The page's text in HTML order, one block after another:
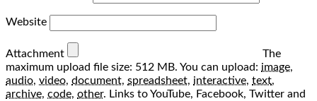
Website
Attachment
The
maximum upload file size: 512 MB. You can upload: image,
audio, video, document, spreadsheet, interactive, text,
archive, code, other. Links to YouTube, Facebook, Twitter and